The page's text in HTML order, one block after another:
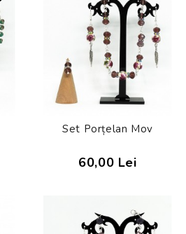
Set Porțelan Mov
60,00 Lei